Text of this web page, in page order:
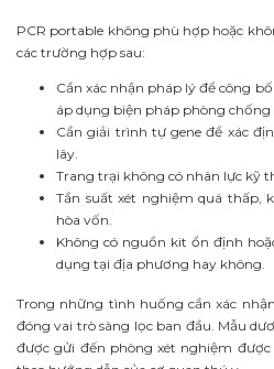
PCR portable không phù hợp hoặc
các trường hợp sau:
Cần xác nhận pháp lý để công
áp dụng biện pháp phòng chống
Cần giải trình tự gene để xác
lây.
Trang trại không có nhân lực kỹ
Tần suất xét nghiệm quá thấp,
hòa vốn.
Không có nguồn kit ổn định
dụng tại địa phương hay không.
Trong những tình huống cần xác
đóng vai trò sàng lọc ban đầu. Mẫu
được gửi đến phòng xét nghiệm